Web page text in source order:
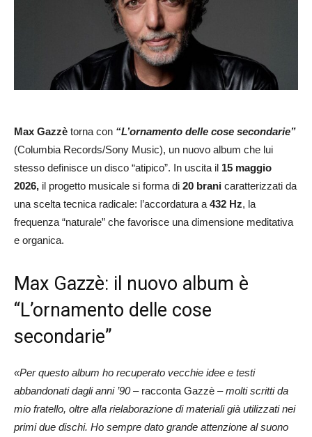
Max Gazzè torna con “L’ornamento delle cose secondarie”
(Columbia Records/Sony Music), un nuovo album che lui
stesso definisce un disco “atipico”. In uscita il 15 maggio
2026, il progetto musicale si forma di 20 brani caratterizzati da
una scelta tecnica radicale: l’accordatura a 432 Hz, la
frequenza “naturale” che favorisce una dimensione meditativa
e organica.
Max Gazzè: il nuovo album è
“L’ornamento delle cose
secondarie”
«Per questo album ho recuperato vecchie idee e testi
abbandonati dagli anni ’90– racconta Gazzè –molti scritti da
mio fratello, oltre alla rielaborazione di materiali già utilizzati nei
primi due dischi. Ho sempre dato grande attenzione al suono